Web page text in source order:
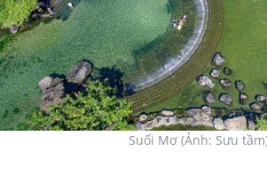
Suối Mơ (Ảnh: Sưu